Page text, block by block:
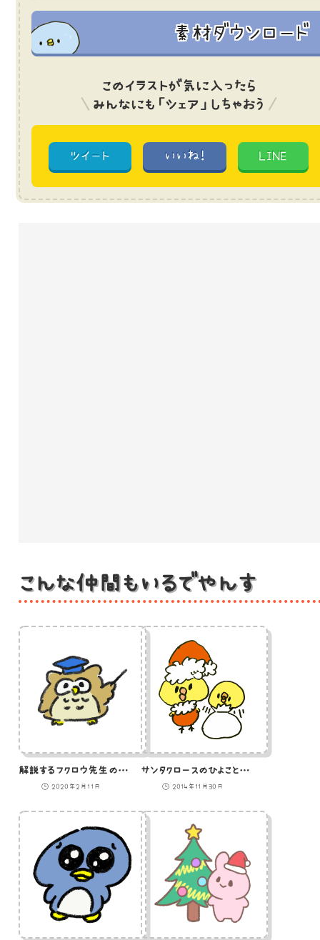
素材ダウンロード
このイラストが気に入ったら
みんなにも「シェア」しちゃおう
ツイート いいね! LINE
こんな仲間もいるでやんす
解説するフクロウ先生のイラスト
2020年2月11日
サンタクロースのひよこと袋から出てくるひよこのイラスト
2014年11月30日